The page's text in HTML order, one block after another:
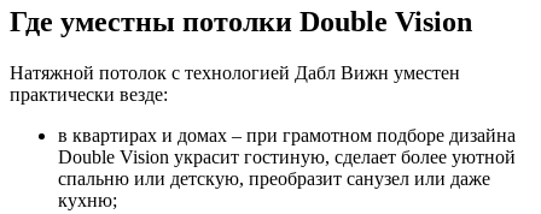
Где уместны потолки Double Vision
Натяжной потолок с технологией Дабл Вижн уместен
практически везде:
в квартирах и домах – при грамотном подборе дизайна
Double Vision украсит гостиную, сделает более уютной
спальню или детскую, преобразит санузел или даже
кухню;